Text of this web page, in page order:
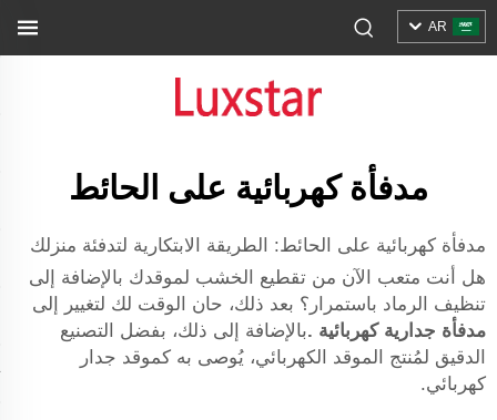
AR
مدفأة كهربائية على الحائط
مدفأة كهربائية على الحائط: الطريقة الابتكارية لتدفئة منزلك
هل أنت متعب الآن من تقطيع الخشب لموقدك بالإضافة إلى
تنظيف الرماد باستمرار؟ بعد ذلك، حان الوقت لك لتغيير إلى
مدفأة جدارية كهربائية .بالإضافة إلى ذلك، بفضل التصنيع
الدقيق لمُنتج الموقد الكهربائي، يُوصى به كموقد جدار
كهربائي.